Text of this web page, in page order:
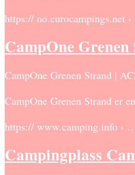
https:// no.eurocampings.net
CampOne
CampOne Grenen Strand |
CampOne Grenen Strand er
https:// www.camping.info ›
Campingplass